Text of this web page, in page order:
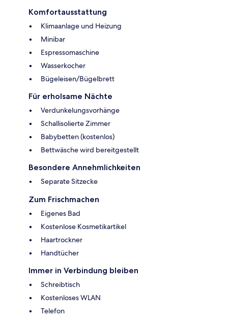
Komfortausstattung
Klimaanlage und Heizung
Minibar
Espressomaschine
Wasserkocher
Bügeleisen/Bügelbrett
Für erholsame Nächte
Verdunkelungsvorhänge
Schallisolierte Zimmer
Babybetten (kostenlos)
Bettwäsche wird bereitgestellt
Besondere Annehmlichkeiten
Separate Sitzecke
Zum Frischmachen
Eigenes Bad
Kostenlose Kosmetikartikel
Haartrockner
Handtücher
Immer in Verbindung bleiben
Schreibtisch
Kostenloses WLAN
Telefon